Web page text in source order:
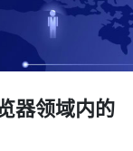
器领域内的